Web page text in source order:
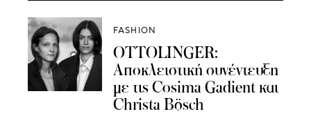
FASHION
OTTOLINGER:
Aποκλειστική συνέντευξη
με τις Cosima Gadient και
Christa Bösch